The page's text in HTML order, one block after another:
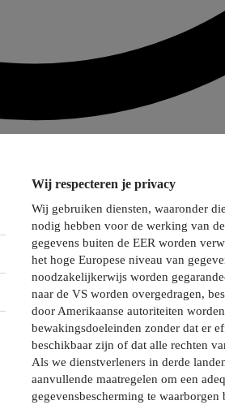
Wij respecteren je privacy
Wij gebruiken diensten, waaronder
nodig hebben voor de werking van
gegevens buiten de EER worden
het hoge Europese niveau van
noodzakelijkerwijs worden
naar de VS worden overgedragen,
door Amerikaanse autoriteiten
bewakingsdoeleinden zonder dat er
beschikbaar zijn of dat alle rechten
Als we dienstverleners in derde
aanvullende maatregelen om een
gegevensbescherming te